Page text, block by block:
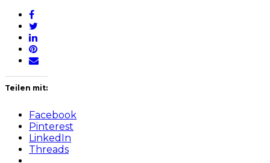
Teilen mit:
Facebook
Pinterest
LinkedIn
Threads